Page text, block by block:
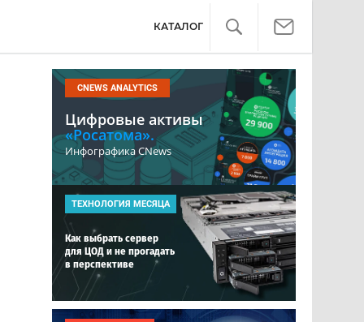
КАТАЛОГ
CNEWS ANALYTICS
Цифровые активы
«Росатома».
Инфографика CNews
ТЕХНОЛОГИЯ МЕСЯЦА
Как выбрать сервер
для ЦОД и не прогадать
в перспективе